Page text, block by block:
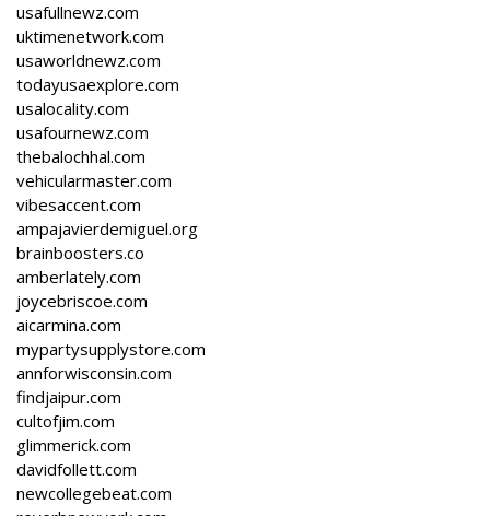
usafullnewz.com
uktimenetwork.com
usaworldnewz.com
todayusaexplore.com
usalocality.com
usafournewz.com
thebalochhal.com
vehicularmaster.com
vibesaccent.com
ampajavierdemiguel.org
brainboosters.co
amberlately.com
joycebriscoe.com
aicarmina.com
mypartysupplystore.com
annforwisconsin.com
findjaipur.com
cultofjim.com
glimmerick.com
davidfollett.com
newcollegebeat.com